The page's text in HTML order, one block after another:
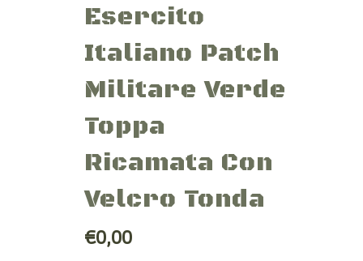
Esercito
Italiano Patch
Militare Verde
Toppa
Ricamata Con
Velcro Tonda
€0,00